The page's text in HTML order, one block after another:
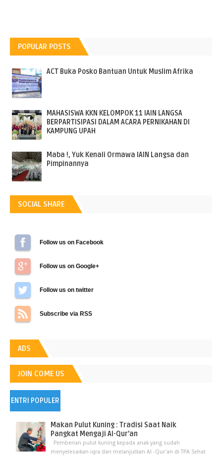
POPULAR POSTS
ACT Buka Posko Bantuan Untuk Muslim Afrika
MAHASISWA KKN KELOMPOK 11 IAIN LANGSA
BERPARTISIPASI DALAM ACARA PERNIKAHAN DI
KAMPUNG UPAH
Maba !, Yuk Kenali Ormawa IAIN Langsa dan
Pimpinannya
SOCIAL SHARE
Follow us on Facebook
Follow us on Google+
Follow us on Twitter
Subscribe via RSS
ADS
JOIN COME US
ENTRI POPULER
Makan Pulut Kuning : Tradisi Saat Naik
Pangkat Mengaji Al-Qur’an
Pemberian pulut kuning kepada anak yang sudah
menyelesaikan iqra dan melanjutkan Al -Qur'an di TPA Sehat